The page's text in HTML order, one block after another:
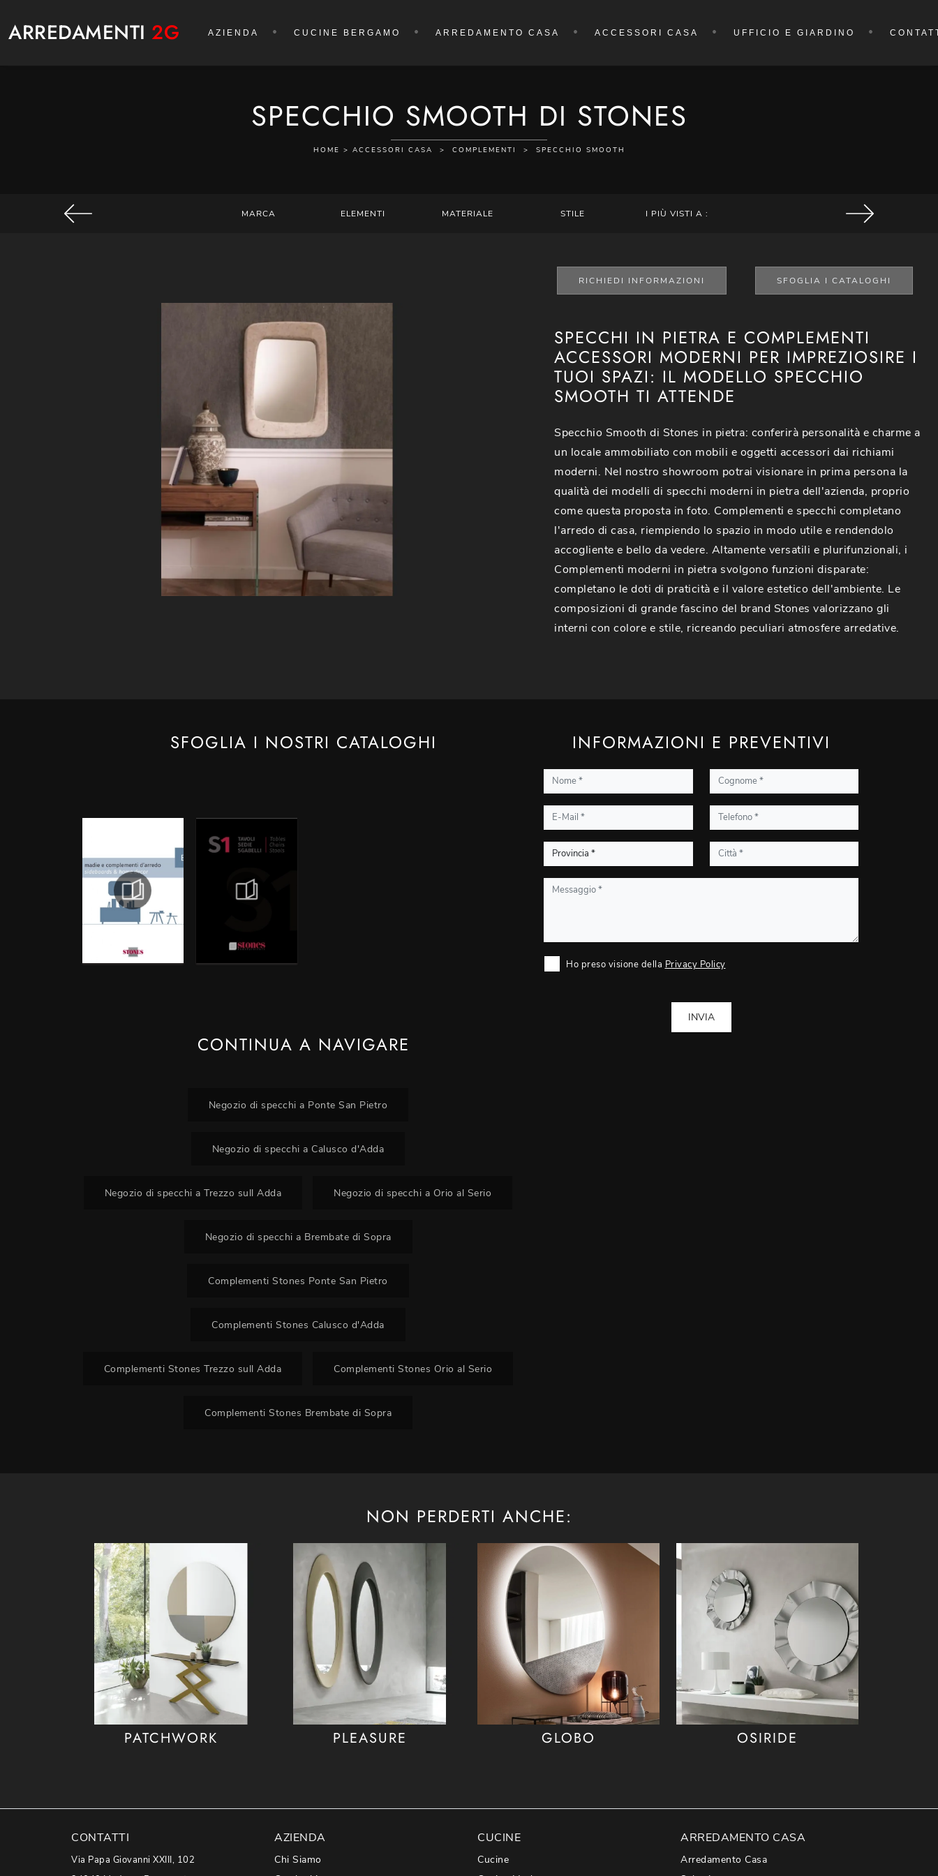
ARREDAMENTI 2G AZIENDA CUCINE BERGAMO ARREDAMENTO CASA ACCESSORI CASA UFFICIO E GIARDINO
SPECCHIO SMOOTH DI STONES
HOME > ACCESSORI CASA > COMPLEMENTI > SPECCHIO SMOOTH
MARCA ELEMENTI MATERIALE STILE I PIÙ VISTI A :
RICHIEDI INFORMAZIONI SFOGLIA I CATALOGHI
SPECCHI IN PIETRA E COMPLEMENTI
ACCESSORI MODERNI PER IMPREZIOSIRE I
TUOI SPAZI: IL MODELLO SPECCHIO
SMOOTH TI ATTENDE
Specchio Smooth di Stones in pietra: conferirà personalità e charme a
un locale ammobiliato con mobili e oggetti accessori dai richiami
moderni. Nel nostro showroom potrai visionare in prima persona la
qualità dei modelli di specchi moderni in pietra dell'azienda, proprio
come questa proposta in foto. Complementi e specchi completano
l'arredo di casa, riempiendo lo spazio in modo utile e rendendolo
accogliente e bello da vedere. Altamente versatili e plurifunzionali, i
Complementi moderni in pietra svolgono funzioni disparate:
completano le doti di praticità e il valore estetico dell'ambiente. Le
composizioni di grande fascino del brand Stones valorizzano gli
interni con colore e stile, ricreando peculiari atmosfere arredative.
SFOGLIA I NOSTRI CATALOGHI
CONTINUA A NAVIGARE
Negozio di specchi a Ponte San Pietro
Negozio di specchi a Calusco d'Adda
Negozio di specchi a Trezzo sull Adda Negozio di specchi a Orio al Serio
Negozio di specchi a Brembate di Sopra
Complementi Stones Ponte San Pietro
Complementi Stones Calusco d'Adda
Complementi Stones Trezzo sull Adda Complementi Stones Orio al Serio
Complementi Stones Brembate di Sopra
INFORMAZIONI E PREVENTIVI
Ho preso visione della Privacy Policy
INVIA
NON PERDERTI ANCHE:
PATCHWORK PLEASURE GLOBO OSIRIDE
CONTATTI
Via Papa Giovanni XXIII, 102
AZIENDA
Chi Siamo
CUCINE
Cucine
ARREDAMENTO CASA
Arredamento Casa